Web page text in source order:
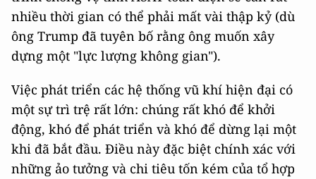
nhiều thời gian có thể phải mất vài thập kỷ (dù
ông Trump đã tuyên bố rằng ông muốn xây
dựng một "lực lượng không gian").
Việc phát triển các hệ thống vũ khí hiện đại có
một sự trì trệ rất lớn: chúng rất khó để khởi
động, khó để phát triển và khó để dừng lại một
khi đã bắt đầu. Điều này đặc biệt chính xác với
những ảo tưởng và chi tiêu tốn kém của tổ hợp